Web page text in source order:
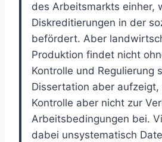
des Arbeitsmarkts einher,
Diskreditierungen in der
befördert. Aber
Produktion findet nicht
Kontrolle und Regulierung
Dissertation aber
Kontrolle aber nicht zur
Arbeitsbedingungen bei.
dabei unsystematisch